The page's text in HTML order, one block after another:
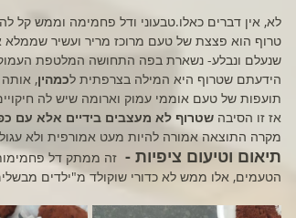
לא, אין דברים כאלו.טבעוני ודל פחמימה וממש קל
טרוף הוא פצצת של טעם מרוכז מריר ועשיר שממלא
שנעלם ונבלע- נשארת בפה התחושה המלטפת
הידעתם שטרוף היא המילה בצרפתית לכמהין,
תועפות של טעם אוממי עמוק וארומה שיש לה
אז זו הסיבה שטרוף לא מעצבים בידיים אלא עם
מקרה התוצאה אמורה להיות מעט אמורפית ולא
תיאום וטיעום ציפיות - זה ממתק דל
הטעמים, אלו ממש לא כדורי שוקולד מ"ילדים